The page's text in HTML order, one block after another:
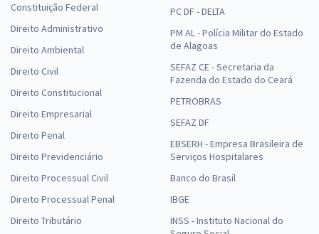
Constituição Federal
Direito Administrativo
Direito Ambiental
Direito Civil
Direito Constitucional
Direito Empresarial
Direito Penal
Direito Previdenciário
Direito Processual Civil
Direito Processual Penal
Direito Tributário
PC DF - DELTA
PM AL - Polícia Militar do Estado
de Alagoas
SEFAZ CE - Secretaria da
Fazenda do Estado do Ceará
PETROBRAS
SEFAZ DF
EBSERH - Empresa Brasileira de
Serviços Hospitalares
Banco do Brasil
IBGE
INSS - Instituto Nacional do